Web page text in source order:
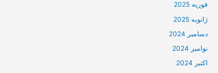
فوریه 2025
ژانویه 2025
دسامبر 2024
نوامبر 2024
اکتبر 2024